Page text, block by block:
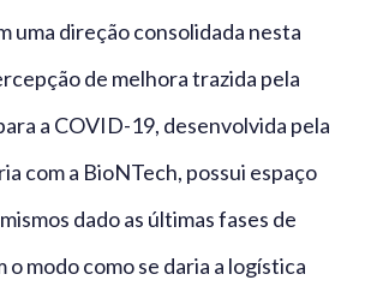
uma direção consolidada nesta
de melhora trazida pela
a COVID-19, desenvolvida pela
com a BioNTech, possui espaço
dado as últimas fases de
modo como se daria a logística